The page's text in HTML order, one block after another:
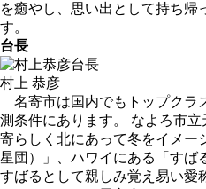
を癒やし、思い出として持ち帰
す。
台長
村上 恭彦
名寄市は国内でもトップクラ
測条件にあります。 なよろ市
寄らしく北にあって冬をイメー
星団）」、ハワイにある「すば
すばるとして親しみ覚え易い愛